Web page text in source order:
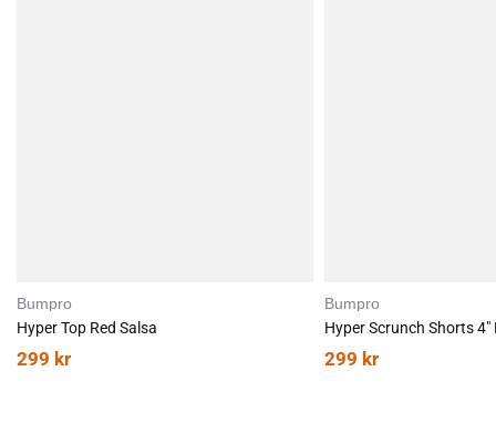
Bumpro
Hyper Top Red Salsa
299 kr
Bumpro
Hyper Scrunch Shorts 4″
299 kr